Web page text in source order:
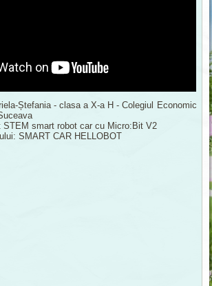
Ștefania - clasa a X-a H - Colegiul Economic
STEM smart robot car cu Micro:Bit V2
SMART CAR HELLOBOT